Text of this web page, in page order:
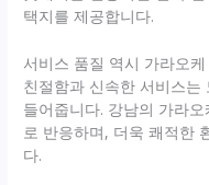
택지를 제공합니다.
서비스 품질 역시 가라오
친절함과 신속한 서비스
들어줍니다. 강남의 가라
로 반응하며, 더욱 쾌적한
다.